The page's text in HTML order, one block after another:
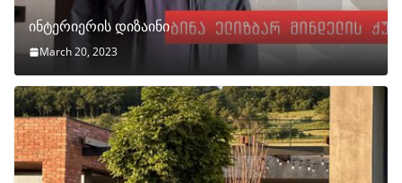
ინტერიერის დიზაინი
March 20, 2023